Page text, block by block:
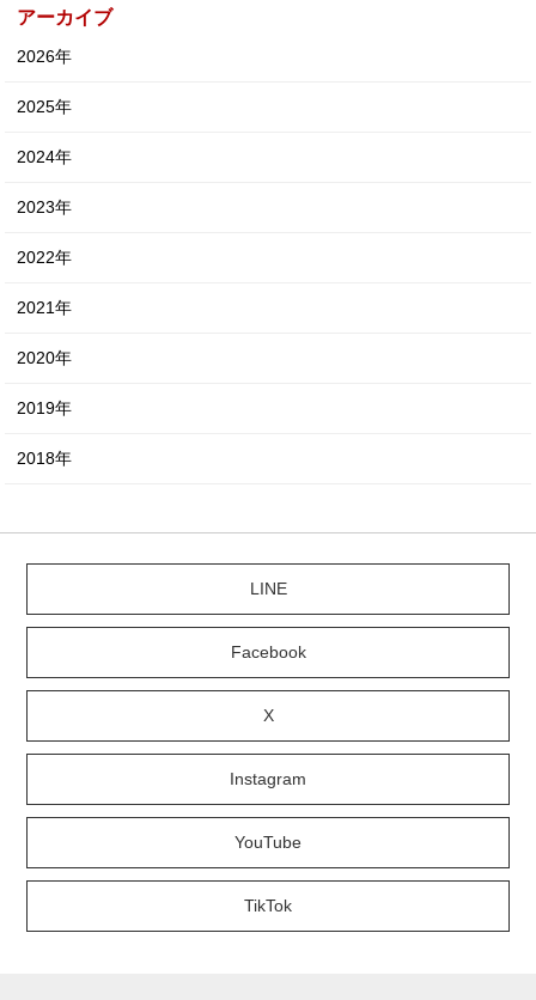
アーカイブ
2026年
2025年
2024年
2023年
2022年
2021年
2020年
2019年
2018年
LINE
Facebook
X
Instagram
YouTube
TikTok